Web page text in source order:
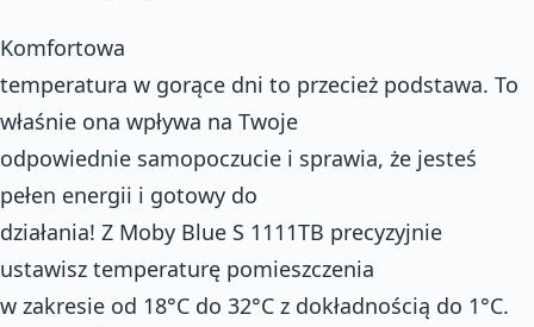
Komfortowa
temperatura w gorące dni to przecież podstawa. To
właśnie ona wpływa na Twoje
odpowiednie samopoczucie i sprawia, że jesteś
pełen energii i gotowy do
działania! Z Moby Blue S 1111TB precyzyjnie
ustawisz temperaturę pomieszczenia
w zakresie od 18°C do 32°C z dokładnością do 1°C.